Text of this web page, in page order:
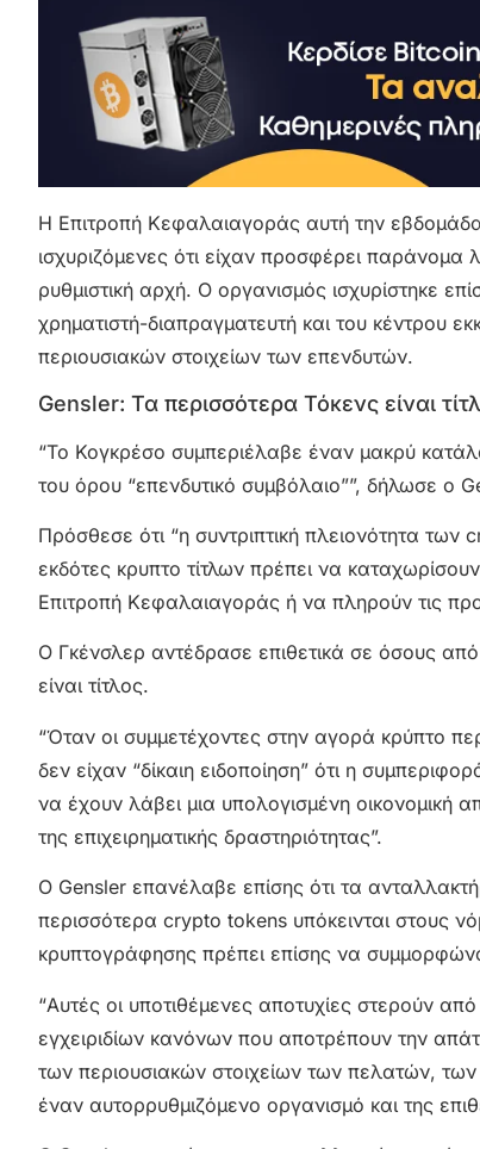
Η Επιτροπή Κεφαλαιαγοράς αυτή την
ισχυριζόμενες ότι είχαν προσφέρει παράνομα
ρυθμιστική αρχή. Ο οργανισμός ισχυρίστηκε
χρηματιστή-διαπραγματευτή και του κέντρου
περιουσιακών στοιχείων των επενδυτών.
Gensler: Τα περισσότερα Τόκενς είναι
“Το Κογκρέσο συμπεριέλαβε έναν μακρύ
του όρου “επενδυτικό συμβόλαιο””, δήλωσε ο
Πρόσθεσε ότι “η συντριπτική πλειονότητα των
εκδότες κρυπτο τίτλων πρέπει να
Επιτροπή Κεφαλαιαγοράς ή να πληρούν τις
Ο Γκένσλερ αντέδρασε επιθετικά σε όσους από
είναι τίτλος.
“Όταν οι συμμετέχοντες στην αγορά κρύπτο
δεν είχαν “δίκαιη ειδοποίηση” ότι η
να έχουν λάβει μια υπολογισμένη
της επιχειρηματικής δραστηριότητας”.
Ο Gensler επανέλαβε επίσης ότι τα
περισσότερα crypto tokens υπόκεινται στους
κρυπτογράφησης πρέπει επίσης να
“Αυτές οι υποτιθέμενες αποτυχίες στερούν
εγχειριδίων κανόνων που αποτρέπουν την
των περιουσιακών στοιχείων των πελατών,
έναν αυτορρυθμιζόμενο οργανισμό και της